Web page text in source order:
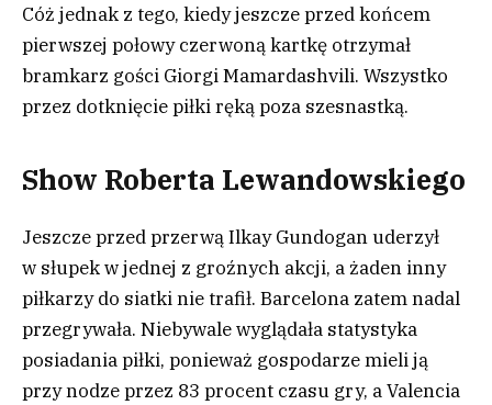
Cóż jednak z tego, kiedy jeszcze przed końcem
pierwszej połowy czerwoną kartkę otrzymał
bramkarz gości Giorgi Mamardashvili. Wszystko
przez dotknięcie piłki ręką poza szesnastką.
Show Roberta Lewandowskiego
Jeszcze przed przerwą Ilkay Gundogan uderzył
w słupek w jednej z groźnych akcji, a żaden inny
piłkarzy do siatki nie trafił. Barcelona zatem nadal
przegrywała. Niebywale wyglądała statystyka
posiadania piłki, ponieważ gospodarze mieli ją
przy nodze przez 83 procent czasu gry, a Valencia